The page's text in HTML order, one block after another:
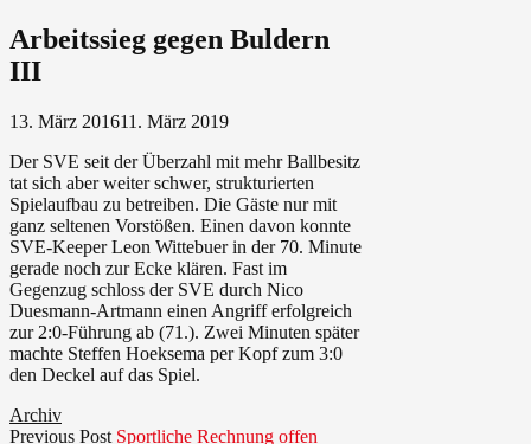
Arbeitssieg gegen Buldern
III
13. März 201611. März 2019
Der SVE seit der Überzahl mit mehr Ballbesitz
tat sich aber weiter schwer, strukturierten
Spielaufbau zu betreiben. Die Gäste nur mit
ganz seltenen Vorstößen. Einen davon konnte
SVE-Keeper Leon Wittebuer in der 70. Minute
gerade noch zur Ecke klären. Fast im
Gegenzug schloss der SVE durch Nico
Duesmann-Artmann einen Angriff erfolgreich
zur 2:0-Führung ab (71.). Zwei Minuten später
machte Steffen Hoeksema per Kopf zum 3:0
den Deckel auf das Spiel.
Archiv
Previous Post Previous
Sportliche Rechnung offen